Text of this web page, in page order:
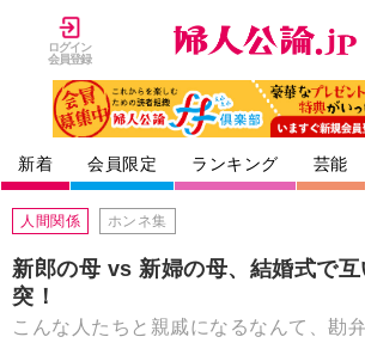
ログイン
会員登録
新着 会員限定 ランキング 芸能
人間関係 ホンネ集
新郎の母 vs 新婦の母、結婚式で
突！
こんな人たちと親戚になるなんて、勘弁